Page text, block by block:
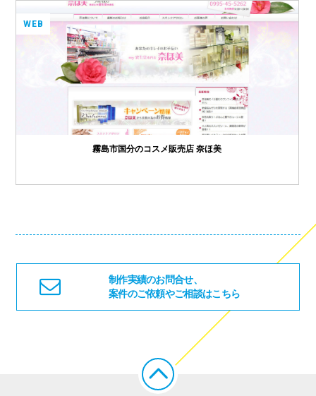
霧島市国分のコスメ販売店 奈ほ美
WEB
制作実績のお問合せ、
案件のご依頼やご相談はこちら